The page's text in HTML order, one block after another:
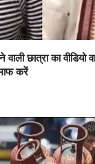
छात्रा का
करें